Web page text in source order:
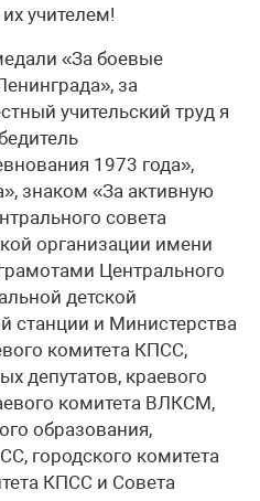
учителем!
«За боевые
за
учительский труд я
1973 года»,
знаком «За активную
совета
организации имени
Центрального
детской
станции и Министерства
комитета КПСС,
депутатов, краевого
комитета ВЛКСМ,
образования,
городского комитета
КПСС и Совета